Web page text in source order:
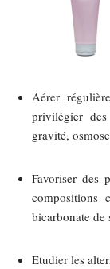
Aérer
privilégier
gravité,
Favoriser des
compositions
bicarbonate de
Etudier les